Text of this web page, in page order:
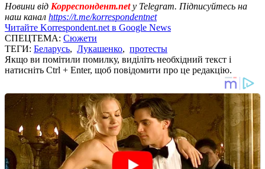
Новини від Корреспондент.netу Telegram. Підписуйтесь на
наш канал https://t.me/korrespondentnet
Читайте Korrespondent.net в Google News
СПЕЦТЕМА: Сюжети
ТЕГИ: Беларусь, Лукашенко, протесты
Якщо ви помітили помилку, виділіть необхідний текст і
натисніть Ctrl + Enter, щоб повідомити про це редакцію.